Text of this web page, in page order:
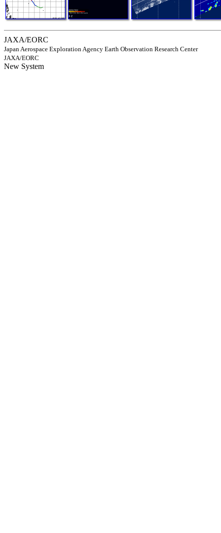
JAXA/EORC
Japan Aerospace Exploration Agency Earth Observation Research Center
JAXA/EORC
New System